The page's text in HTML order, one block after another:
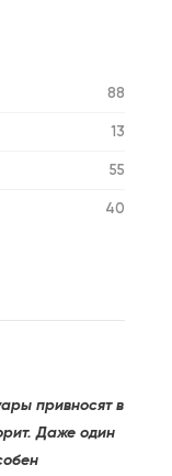
88
13
55
40
привносят в
Даже один